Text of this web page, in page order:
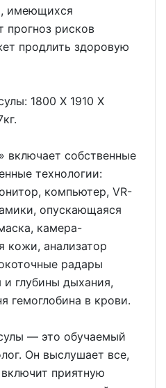
имеющихся
прогноз рисков
продлить здоровую
1800 Х 1910 Х
включает собственные
технологии:
компьютер, VR-
опускающаяся
камера-
кожи, анализатор
радары
глубины дыхания,
гемоглобина в крови.
— это обучаемый
Он выслушает все,
приятную